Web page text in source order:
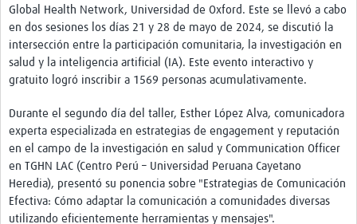
Crear Data Clinic
Búsqueda de información en bases … alertas PubMed
eLearning
Desarrollo profesional
Proyectos Pathfinder
Pathfinder Argentina
Pathfinders Brasil
Global Health Network, Universidad de Oxford. Este se llevó a cabo
en dos sesiones los días 21 y 28 de mayo de 2024, se discutió la
intersección entre la participación comunitaria, la investigación en
salud y la inteligencia artificial (IA). Este evento interactivo y
gratuito logró inscribir a 1569 personas acumulativamente.
Durante el segundo día del taller, Esther López Alva, comunicadora
experta especializada en estrategias de engagement y reputación
en el campo de la investigación en salud y Communication Officer
en TGHN LAC (Centro Perú – Universidad Peruana Cayetano
Heredia), presentó su ponencia sobre "Estrategias de Comunicación
Efectiva: Cómo adaptar la comunicación a comunidades diversas
utilizando eficientemente herramientas y mensajes".